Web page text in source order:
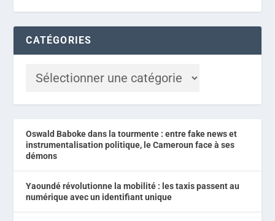
CATÉGORIES
Oswald Baboke dans la tourmente : entre fake news et
instrumentalisation politique, le Cameroun face à ses
démons
Yaoundé révolutionne la mobilité : les taxis passent au
numérique avec un identifiant unique